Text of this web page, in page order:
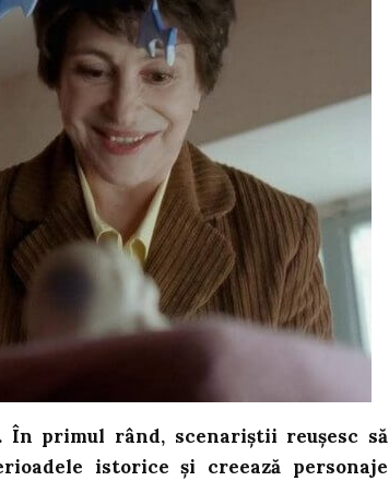
primul rând, scenariștii reușesc să
istorice și creează personaje